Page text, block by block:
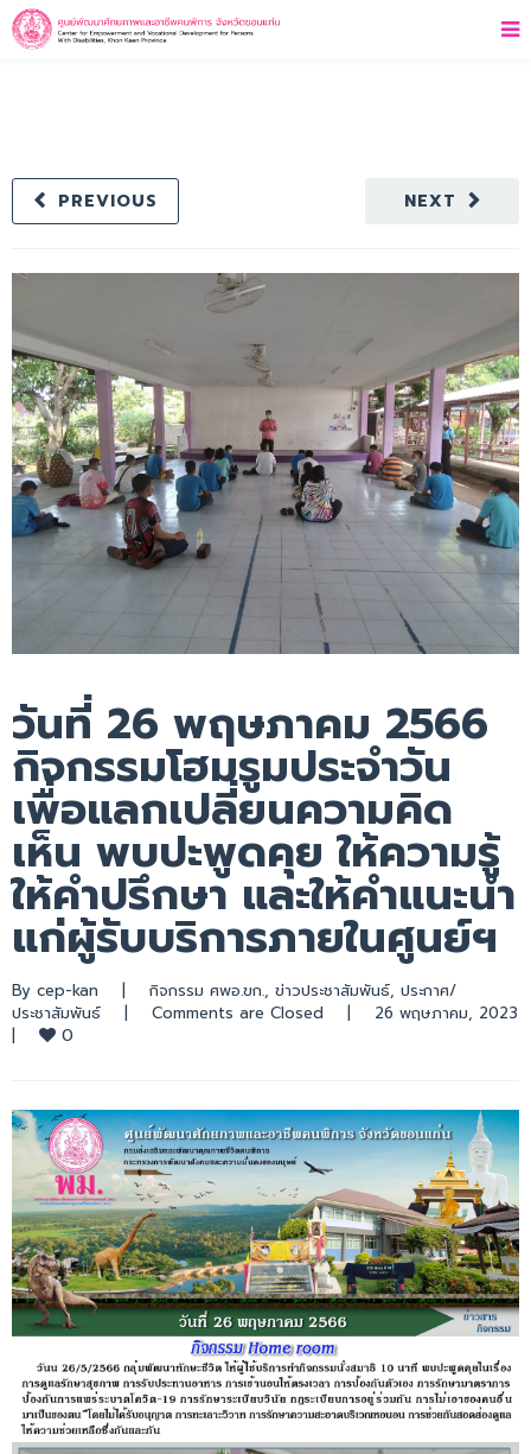
NEXT
PREVIOUS
วันที่ 26 พฤษภาคม 2566
กิจกรรมโฮมรูมประจำวัน
เพื่อแลกเปลี่ยนความคิด
เห็น พบปะพูดคุย ให้ความรู้
ให้คำปรึกษา และให้คำแนะนำ
แก่ผู้รับบริการภายในศูนย์ฯ
By cep-kan | กิจกรรม ศพอ.ขก., ข่าวประชาสัมพันธ์, ประกาศ/
ประชาสัมพันธ์
| Comments are Closed |
|
0